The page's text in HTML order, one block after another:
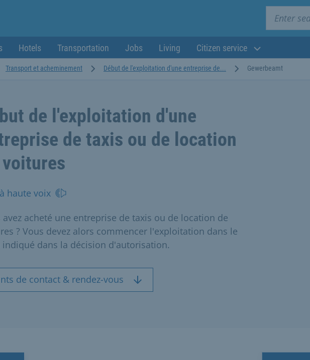
Hotels Transportation Jobs Living Citizen service
Transport et acheminement Début de l'exploitation d'une entreprise de... Gewerbeamt
de l'exploitation d'une
de taxis ou de location
haute voix
avez acheté une entreprise de taxis ou de location de
? Vous devez alors commencer l'exploitation dans le
indiqué dans la décision d'autorisation.
de contact & rendez-vous